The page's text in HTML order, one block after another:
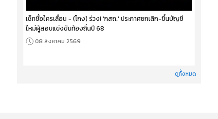
เช็กชื่อใครเลื่อน - (โกง) ร่วง! 'กสถ.' ประกาศยกเลิก-ขึ้นบัญชี
ใหม่ผู้สอบแข่งขันท้องถิ่นปี 68
08 สิงหาคม 2569
ดูทั้งหมด